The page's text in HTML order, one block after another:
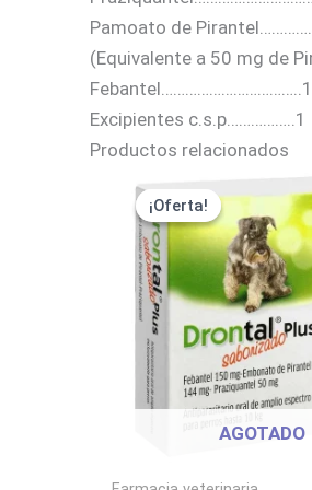
Pamoato de
(Equivalente a 50 mg de
Excipientes
Productos relacionados
¡Oferta!
AGOTADO
¡Oferta!
precio
original
era:
$10.500.
precio
actual
es:
$7.875.